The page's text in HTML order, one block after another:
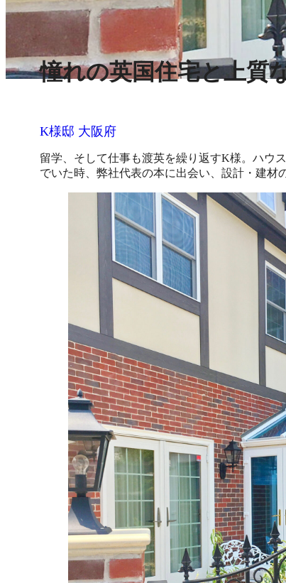
憧れの英国住宅と上質
K様邸 大阪府
留学、そして仕事も渡英を繰り返すK様。ハウ
でいた時、弊社代表の本に出会い、設計・建材